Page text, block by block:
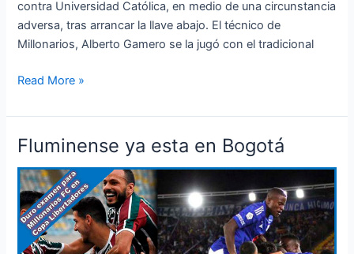
contra Universidad Católica, en medio de una circunstancia
adversa, tras arrancar la llave abajo. El técnico de
Millonarios, Alberto Gamero se la jugó con el tradicional
Read More »
Fluminense ya esta en Bogotá
Fluminense
esta
en
Bogotá